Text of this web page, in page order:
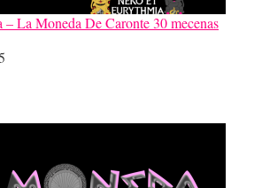
La Moneda De Caronte 30 mecenas